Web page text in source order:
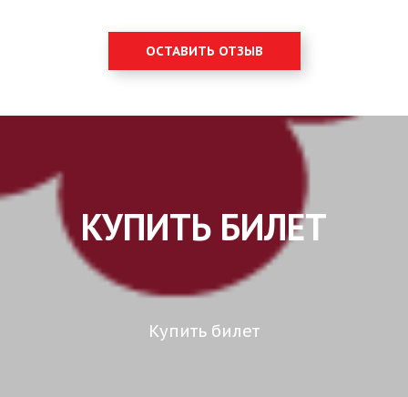
ОСТАВИТЬ ОТЗЫВ
КУПИТЬ БИЛЕТ
Купить билет